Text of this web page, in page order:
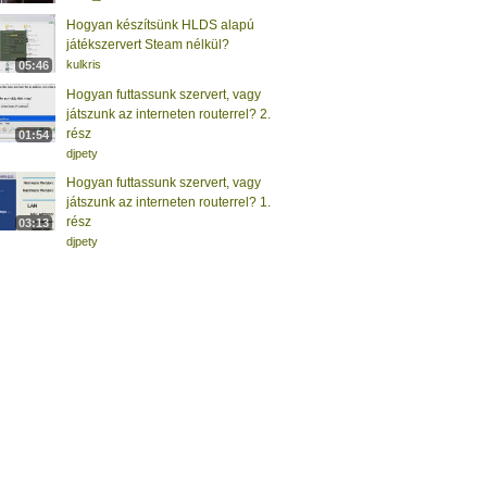
05:46
Hogyan készítsünk HLDS alapú
játékszervert Steam nélkül?
kulkris
01:54
Hogyan futtassunk szervert, vagy
játszunk az interneten routerrel? 2.
rész
djpety
03:13
Hogyan futtassunk szervert, vagy
játszunk az interneten routerrel? 1.
rész
djpety